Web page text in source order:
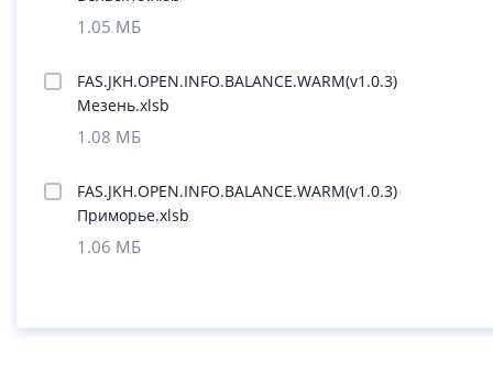
1.05 МБ
FAS.JKH.OPEN.INFO.BALANCE.WARM(v1.0.3)
Мезень.xlsb
1.08 МБ
FAS.JKH.OPEN.INFO.BALANCE.WARM(v1.0.3)
Приморье.xlsb
1.06 МБ